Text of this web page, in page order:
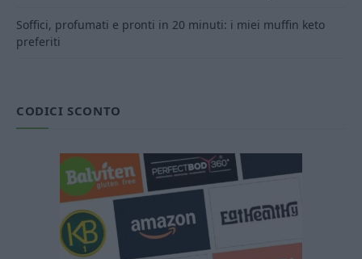
Soffici, profumati e pronti in 20 minuti: i miei muffin keto
preferiti
CODICI SCONTO